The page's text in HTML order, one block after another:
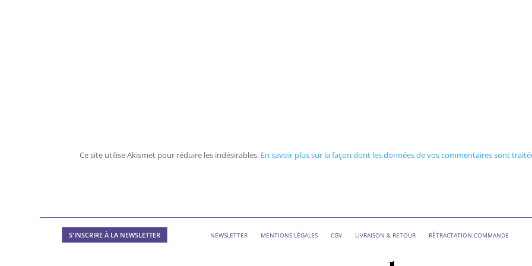
Ce site utilise Akismet pour réduire les indésirables. En savoir plus sur la façon dont les données de vos commentaires sont
S'INSCRIRE À LA NEWSLETTER NEWSLETTER MENTIONS LÉGALES CGV LIVRAISON & RETOUR RÉTRACTATION COMMANDE